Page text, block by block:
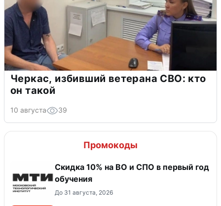
Черкас, избивший ветерана СВО: кто
он такой
10 августа 39
Промокоды
Скидка 10% на ВО и СПО в первый год
обучения
До 31 августа, 2026